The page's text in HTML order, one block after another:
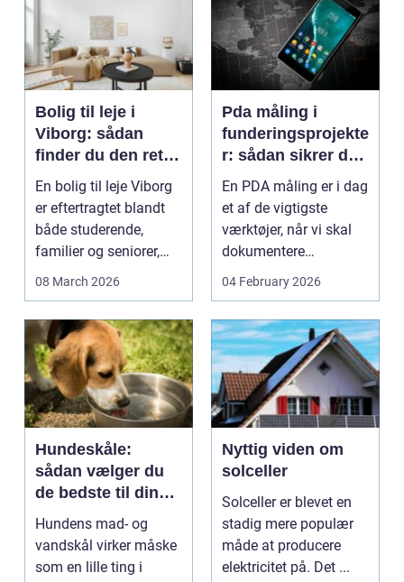
Bolig til leje i
Viborg: sådan
finder du den rette
lejlighed
En bolig til leje Viborg
er eftertragtet blandt
både studerende,
familier og seniorer,
fordi b...
08 March 2026
Pda måling i
funderingsprojekte
r: sådan sikrer du
dokumenteret
bæreevne
En PDA måling er i dag
et af de vigtigste
værktøjer, når vi skal
dokumentere
bæreevnen af pæle til
04 February 2026
Hundeskåle:
sådan vælger du
de bedste til din
hund
Hundens mad- og
vandskål virker måske
som en lille ting i
Nyttig viden om
solceller
Solceller er blevet en
stadig mere populær
måde at producere
elektricitet på. Det ...